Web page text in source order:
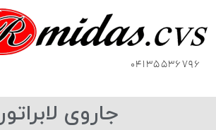
04135536796
جاروی لابراتور